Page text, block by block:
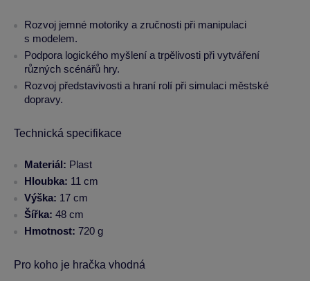
Rozvoj jemné motoriky a zručnosti při manipulaci
s modelem.
Podpora logického myšlení a trpělivosti při vytváření
různých scénářů hry.
Rozvoj představivosti a hraní rolí při simulaci městské
dopravy.
Technická specifikace
Materiál: Plast
Hloubka: 11 cm
Výška: 17 cm
Šířka: 48 cm
Hmotnost: 720 g
Pro koho je hračka vhodná